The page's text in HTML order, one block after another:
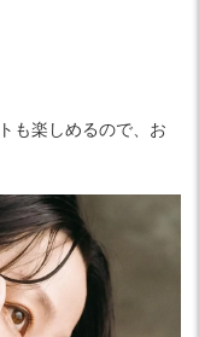
も楽しめるので、お